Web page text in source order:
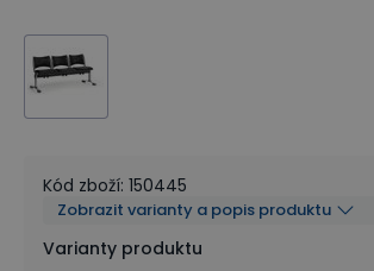
Kód zboží: 150445
Zobrazit varianty a popis produktu
Varianty produktu